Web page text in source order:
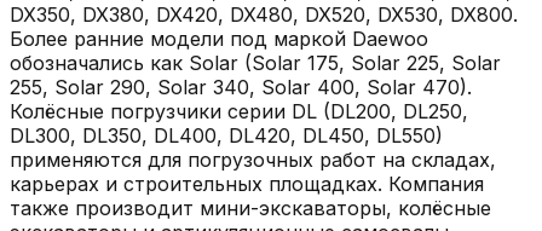
DX350, DX380, DX420, DX480, DX520, DX530, DX800.
Более ранние модели под маркой Daewoo
обозначались как Solar (Solar 175, Solar 225, Solar
255, Solar 290, Solar 340, Solar 400, Solar 470).
Колёсные погрузчики серии DL (DL200, DL250,
DL300, DL350, DL400, DL420, DL450, DL550)
применяются для погрузочных работ на складах,
карьерах и строительных площадках. Компания
также производит мини-экскаваторы, колёсные